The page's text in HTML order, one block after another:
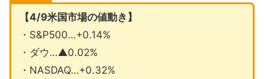
【4/9米国市場の値動き】
・S&P500…+0.14%
・ダウ…▲0.02%
・NASDAQ…+0.32%